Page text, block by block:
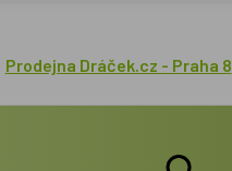
Prodejna Dráček.cz - Praha 8